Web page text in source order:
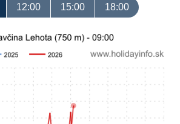
12:00 15:00 18:00